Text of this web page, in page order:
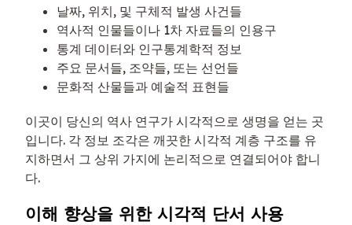
날짜, 위치, 및 구체적 발생 사건들
역사적 인물들이나 1차 자료들의 인용구
통계 데이터와 인구통계학적 정보
주요 문서들, 조약들, 또는 선언들
문화적 산물들과 예술적 표현들
이곳이 당신의 역사 연구가 시각적으로 생명을 얻는 곳
입니다. 각 정보 조각은 깨끗한 시각적 계층 구조를 유
지하면서 그 상위 가지에 논리적으로 연결되어야 합니
다.
이해 향상을 위한 시각적 단서 사용